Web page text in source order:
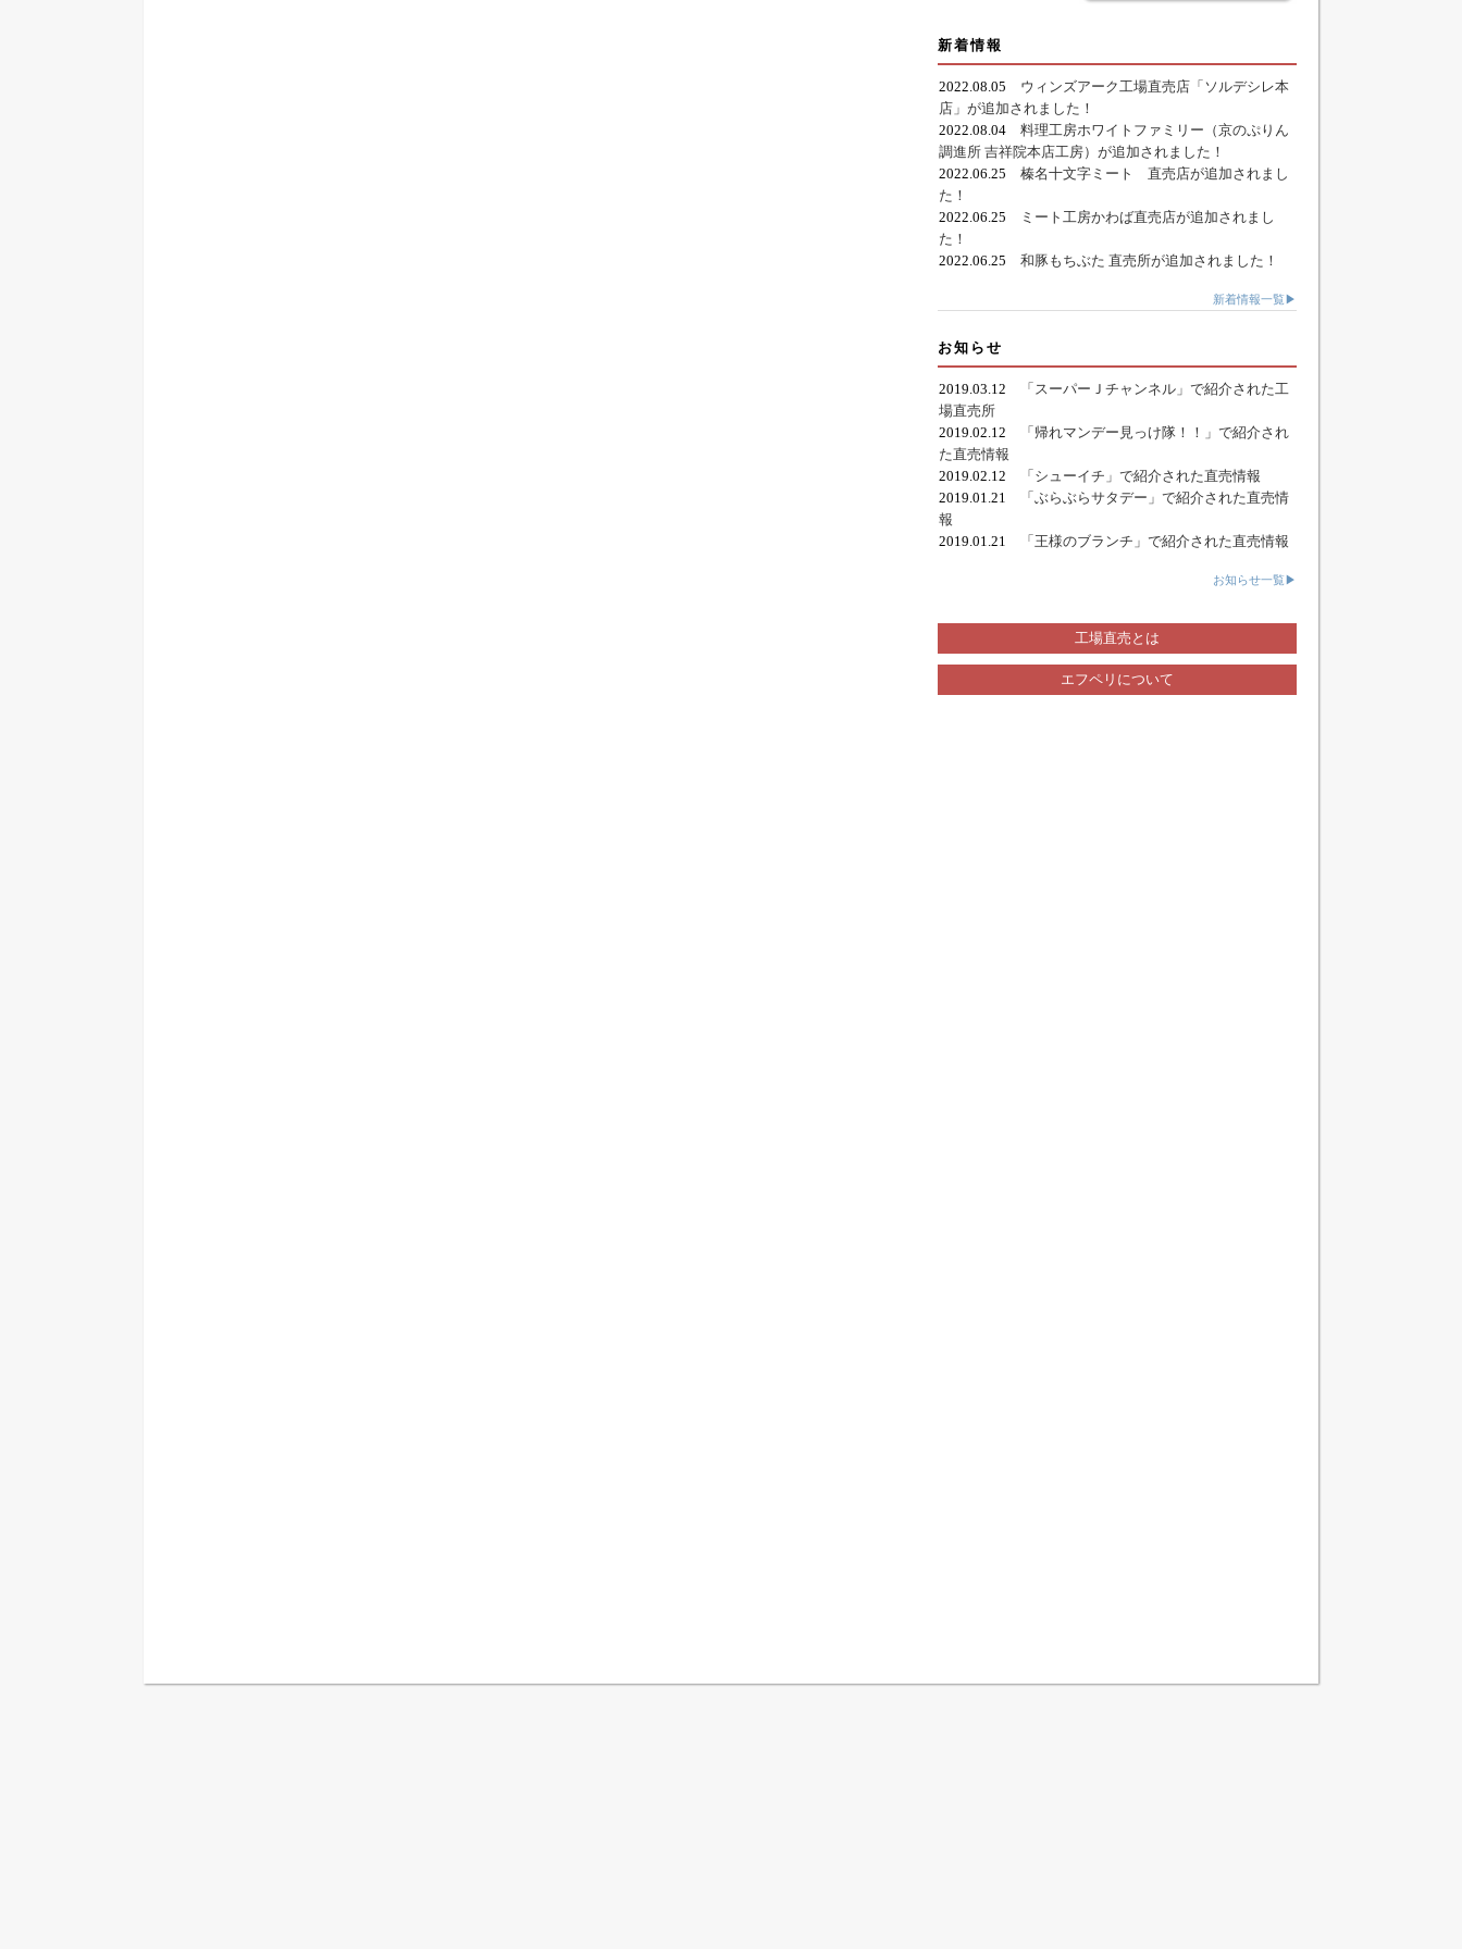
新着情報
2022.08.05 ウィンズアーク工場直売店「ソルデシレ本
店」が追加されました！
2022.08.04 料理工房ホワイトファミリー（京のぷりん
調進所 吉祥院本店工房）が追加されました！
2022.06.25 榛名十文字ミート 直売店が追加されまし
た！
2022.06.25
ミート工房かわば直売店が追加されまし
た！
2022.06.25 和豚もちぶた 直売所が追加されました！
新着情報一覧▶
お知らせ
2019.03.12
「スーパーＪチャンネル」で紹介された工
場直売所
2019.02.12
「帰れマンデー見っけ隊！！」で紹介され
た直売情報
2019.02.12
「シューイチ」で紹介された直売情報
2019.01.21
「ぶらぶらサタデー」で紹介された直売情
報
2019.01.21
「王様のブランチ」で紹介された直売情報
お知らせ一覧▶
工場直売とは
エフペリについて